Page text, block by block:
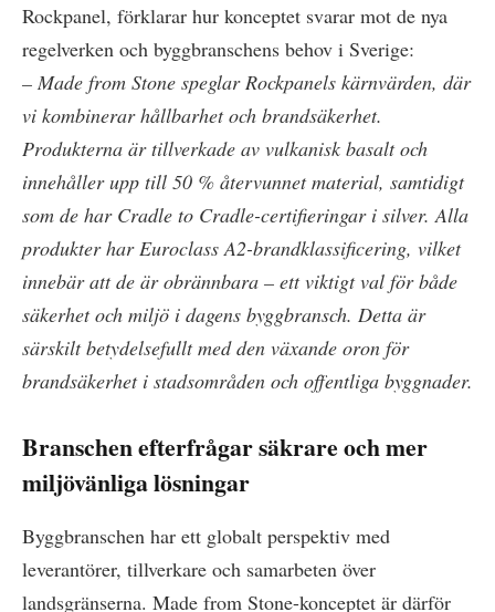
Rockpanel, förklarar hur konceptet svarar mot de nya
regelverken och byggbranschens behov i Sverige:
– Made from Stone speglar Rockpanels kärnvärden, där
vi kombinerar hållbarhet och brandsäkerhet.
Produkterna är tillverkade av vulkanisk basalt och
innehåller upp till 50 % återvunnet material, samtidigt
som de har Cradle to Cradle-certifieringar i silver. Alla
produkter har Euroclass A2-brandklassificering, vilket
innebär att de är obrännbara – ett viktigt val för både
säkerhet och miljö i dagens byggbransch. Detta är
särskilt betydelsefullt med den växande oron för
brandsäkerhet i stadsområden och offentliga byggnader.
Branschen efterfrågar säkrare och mer
miljövänliga lösningar
Byggbranschen har ett globalt perspektiv med
leverantörer, tillverkare och samarbeten över
landsgränserna. Made from Stone-konceptet är därför